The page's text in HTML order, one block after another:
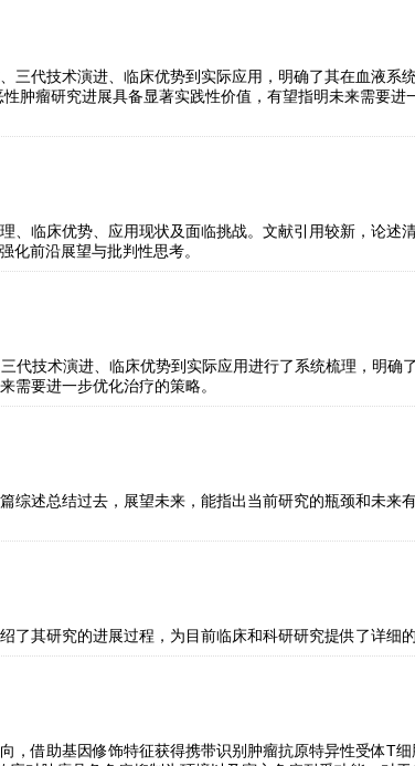
代技术演进、临床优势到实际应用，明确了其在血液
肿瘤研究进展具备显著实践性价值，有望指明未来需要
临床优势、应用现状及面临挑战。文献引用较新，论
化前沿展望与批判性思考。
技术演进、临床优势到实际应用进行了系统梳理，明
需要进一步优化治疗的策略。
述总结过去，展望未来，能指出当前研究的瓶颈和未
其研究的进展过程，为目前临床和科研研究提供了详细
，借助基因修饰特征获得携带识别肿瘤抗原特异性受体T